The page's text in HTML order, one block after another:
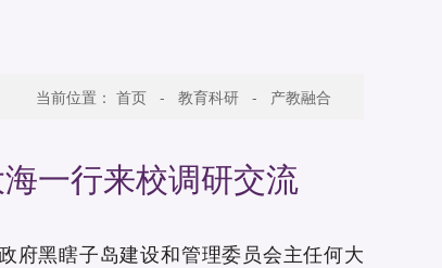
当前位置： 首页 - 教育科研 - 产教融合
一行来校调研交流
府黑瞎子岛建设和管理委员会主任何大